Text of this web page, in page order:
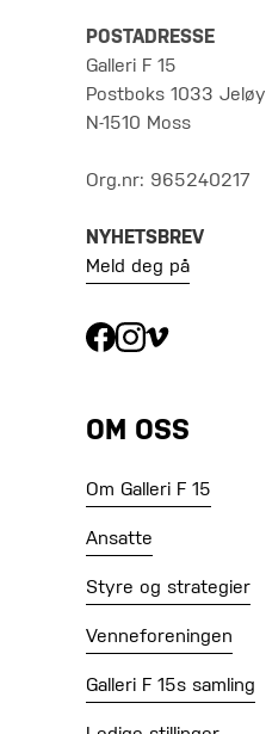
POSTADRESSE
Galleri F 15
Postboks 1033 Jeløy
N-1510 Moss
Org.nr: 965240217
NYHETSBREV
Meld deg på
OM OSS
Om Galleri F 15
Ansatte
Styre og strategier
Venneforeningen
Galleri F 15s samling